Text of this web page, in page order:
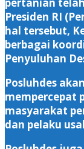
Presiden RI
hal tersebut,
berbagai
Penyuluhan
Posluhdes
mempercepat
masyarakat
dan pelaku